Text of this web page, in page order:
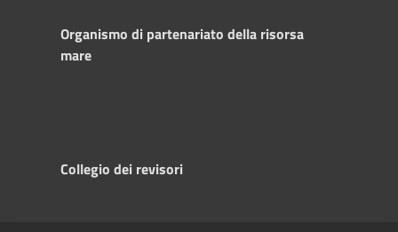
Organismo di partenariato della risorsa
mare
Collegio dei revisori